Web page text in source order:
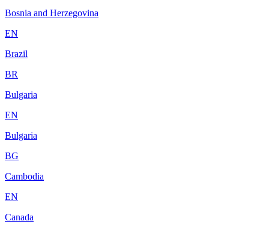
Bosnia and Herzegovina
EN
Brazil
BR
Bulgaria
EN
Bulgaria
BG
Cambodia
EN
Canada